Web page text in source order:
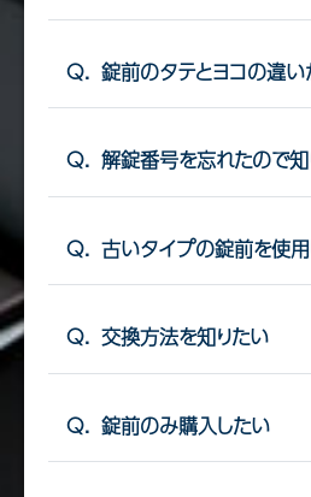
Q. 錠前のタテとヨコの違
Q. 解錠番号を忘れたので
Q. 古いタイプの錠前を使
Q. 交換方法を知りたい
Q. 錠前のみ購入したい